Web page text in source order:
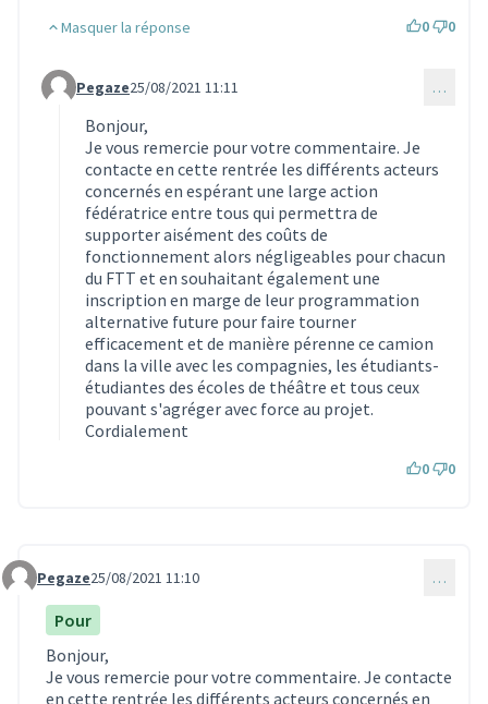
Masquer la réponse 0 0
Commentaire 1053 (réponse au commentaire 896)
Pegaze25/08/2021 11:11 …
Bonjour,
Je vous remercie pour votre commentaire. Je
contacte en cette rentrée les différents acteurs
concernés en espérant une large action
fédératrice entre tous qui permettra de
supporter aisément des coûts de
fonctionnement alors négligeables pour chacun
du FTT et en souhaitant également une
inscription en marge de leur programmation
alternative future pour faire tourner
efficacement et de manière pérenne ce camion
dans la ville avec les compagnies, les étudiants-
étudiantes des écoles de théâtre et tous ceux
pouvant s'agréger avec force au projet.
Cordialement
0 0
Commentaire 1052
Pegaze25/08/2021 11:10 …
Pour
Bonjour,
Je vous remercie pour votre commentaire. Je contacte
en cette rentrée les différents acteurs concernés en